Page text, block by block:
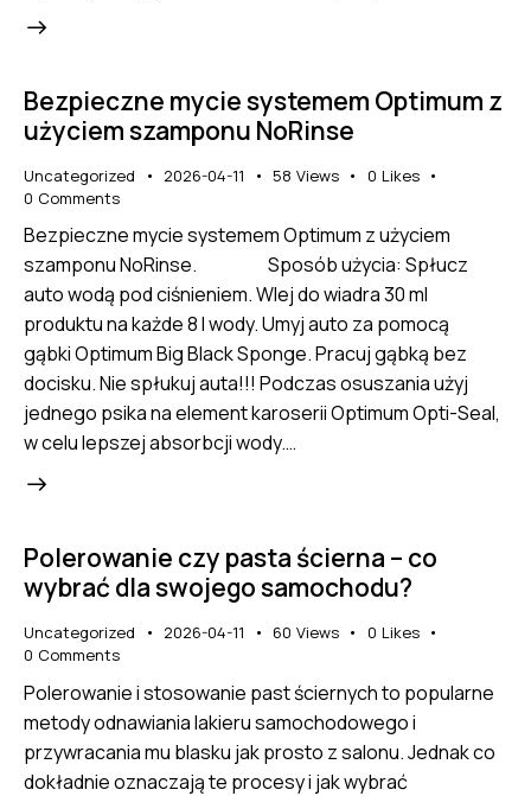
Bezpieczne mycie systemem Optimum z
użyciem szamponu NoRinse
Uncategorized 2026-04-11 58 Views 0 Likes
0 Comments
Bezpieczne mycie systemem Optimum z użyciem
szamponu NoRinse. Sposób użycia: Spłucz
auto wodą pod ciśnieniem. Wlej do wiadra 30 ml
produktu na każde 8 l wody. Umyj auto za pomocą
gąbki Optimum Big Black Sponge. Pracuj gąbką bez
docisku. Nie spłukuj auta!!! Podczas osuszania użyj
jednego psika na element karoserii Optimum Opti-Seal,
w celu lepszej absorbcji wody.…
Polerowanie czy pasta ścierna – co
wybrać dla swojego samochodu?
Uncategorized 2026-04-11 60 Views 0 Likes
0 Comments
Polerowanie i stosowanie past ściernych to popularne
metody odnawiania lakieru samochodowego i
przywracania mu blasku jak prosto z salonu. Jednak co
dokładnie oznaczają te procesy i jak wybrać